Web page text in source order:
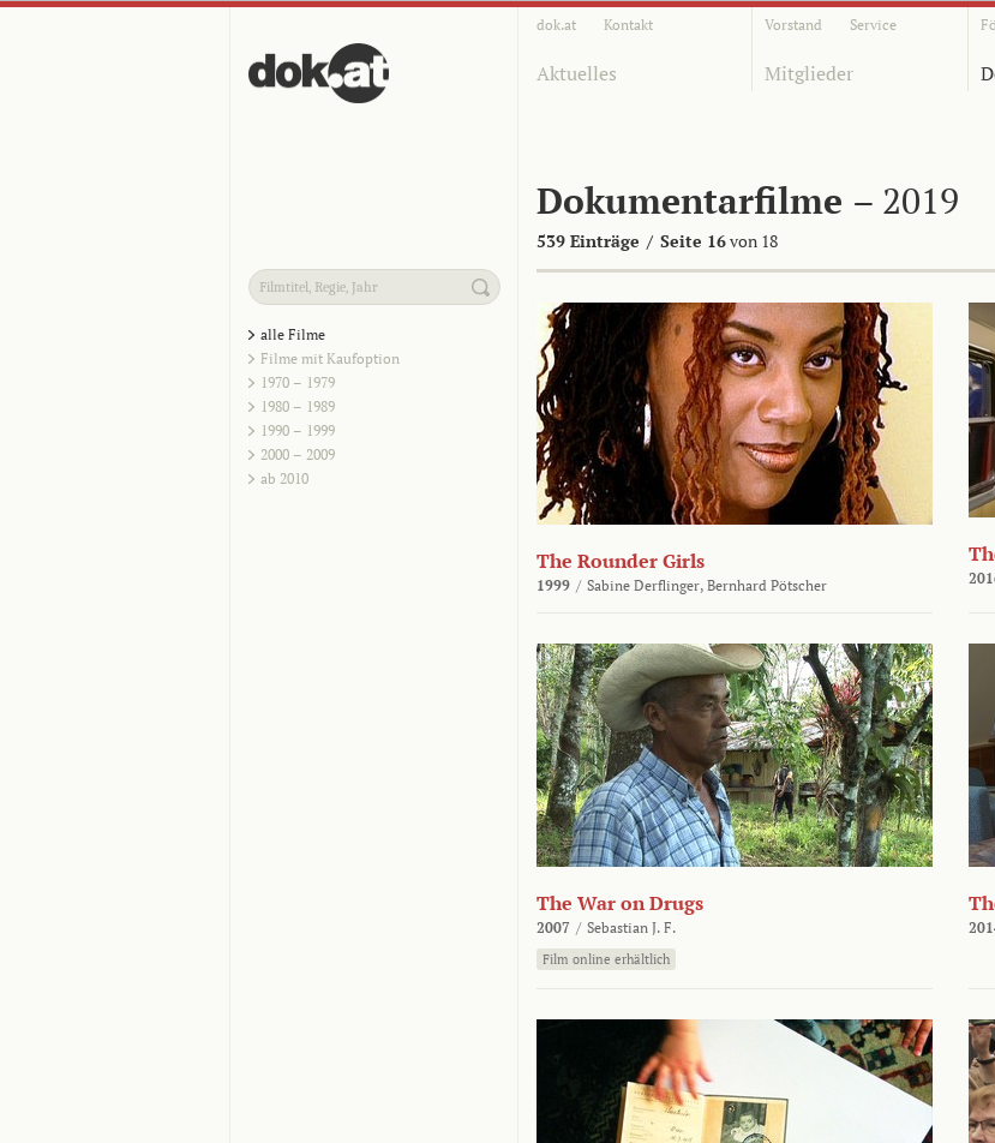
dok.at Kontakt Vorstand Service
Aktuelles Mitglieder
Dokumentarfilme – 2019
539 Einträge / Seite 16von 18
alle Filme
Filme mit Kaufoption
1970 – 1979
1980 – 1989
1990 – 1999
2000 – 2009
ab 2010
The Rounder Girls
1999 / Sabine Derflinger, Bernhard Pötscher
The War on Drugs
2007 / Sebastian J. F.
Film online erhältlich